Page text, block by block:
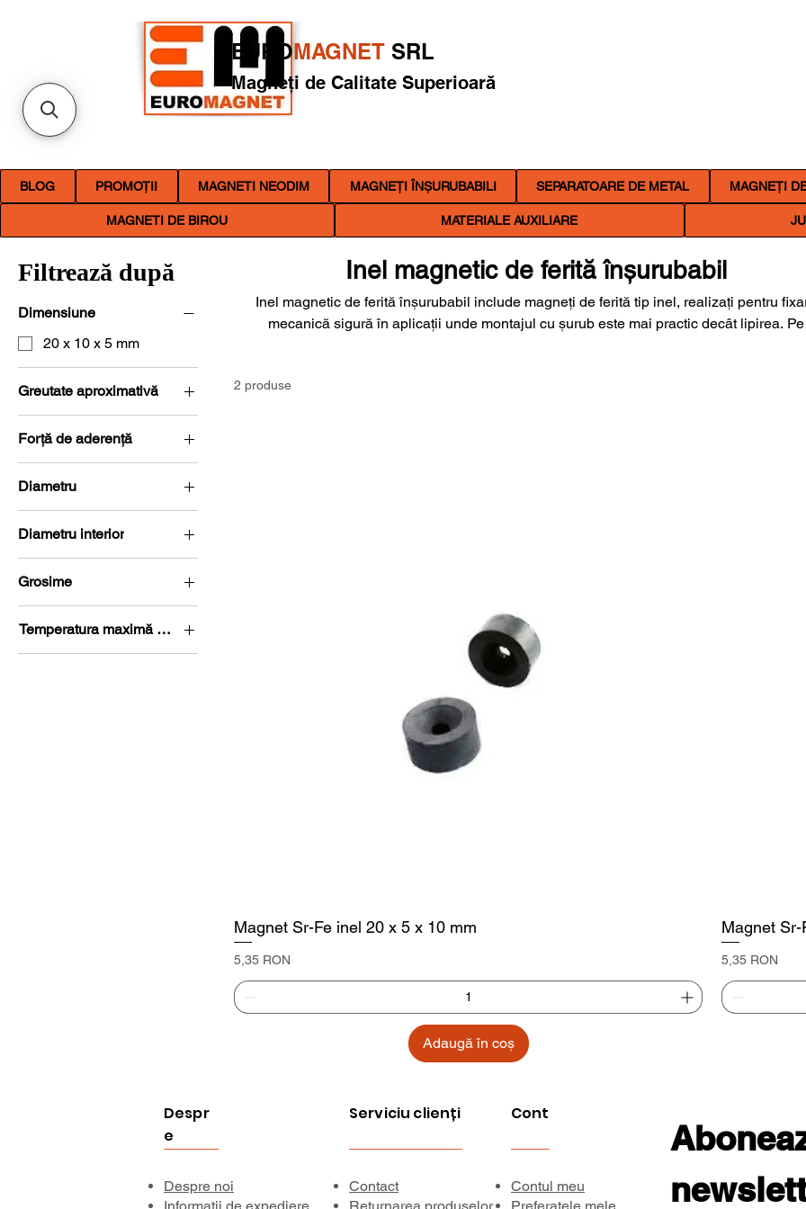
EUROMAGNET SRL
Magneți de Calitate Superioară
BLOG PROMOȚII MAGNETI NEODIM MAGNEȚI ÎNȘURUBABILI SEPARATOARE DE METAL MAGNEȚI
MAGNETI DE BIROU MATERIALE AUXILIARE
Filtrează după
Dimensiune
20 x 10 x 5 mm
Greutate aproximativă
5,71 g
Forță de aderență
0,71 kg (6,97 Newton)
Diametru
Ø 15-20 mm
Diametru interior
ø 5-10 mm
Grosime
G 0-5 mm
Temperatura maximă de lucru
250 °C
Inel magnetic de ferită înșurubabil
Inel magnetic de ferită înșurubabil include magneți de ferită tip inel, realizați pentru
mecanică sigură în aplicații unde montajul cu șurub este mai practic decât lipirea. Pe
ansambluri tehnice. Alegeți produsul după diametre, grosime, tipul locașului de
2 produse
Magnet Sr-Fe inel 20 x 5 x 10 mm
Preț
5,35 RON
Adaugă în coș
Magnet
Preț
5,35 RON
Despr
e
Despre noi
Serviciu clienți
Contact
Cont
Contul meu